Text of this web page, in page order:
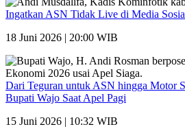
Ingatkan ASN Tidak Live di Media
18 Juni 2026 | 20:00 WIB
Dari Teguran untuk ASN hingga Motor
Bupati Wajo Saat Apel Pagi
15 Juni 2026 | 10:32 WIB